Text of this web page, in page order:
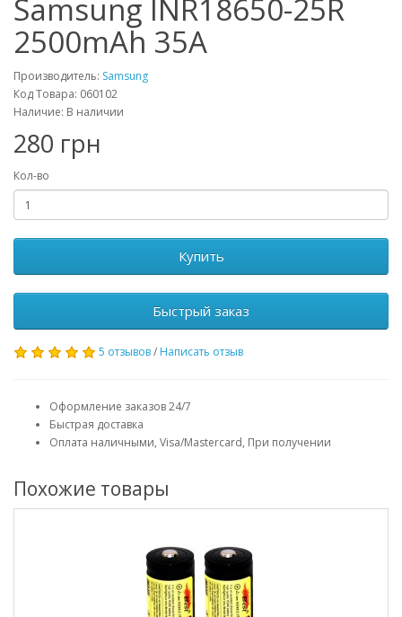
Samsung INR18650-25R
2500mAh 35A
Производитель: Samsung
Код Товара: 060102
Наличие: В наличии
280 грн
Кол-во
Купить
Быстрый заказ
5 отзывов/ Написать отзыв
Оформление заказов 24/7
Быстрая доставка
Оплата наличными, Visa/Mastercard, При получении
Похожие товары